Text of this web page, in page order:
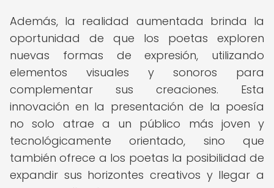
Además, la realidad aumentada brinda la
oportunidad de que los poetas exploren
nuevas formas de expresión, utilizando
elementos visuales y sonoros para
complementar sus creaciones. Esta
innovación en la presentación de la poesía
no solo atrae a un público más joven y
tecnológicamente orientado, sino que
también ofrece a los poetas la posibilidad de
expandir sus horizontes creativos y llegar a